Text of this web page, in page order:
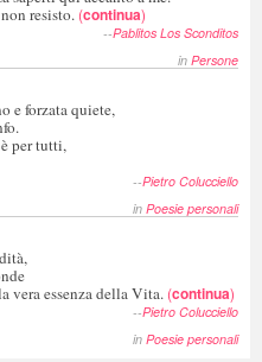
resisto. (continua)
--Pablitos Los Sconditos
in Persone
e forzata quiete,
per tutti,
--Pietro Colucciello
in Poesie personali
vera essenza della Vita. (continua)
--Pietro Colucciello
in Poesie personali